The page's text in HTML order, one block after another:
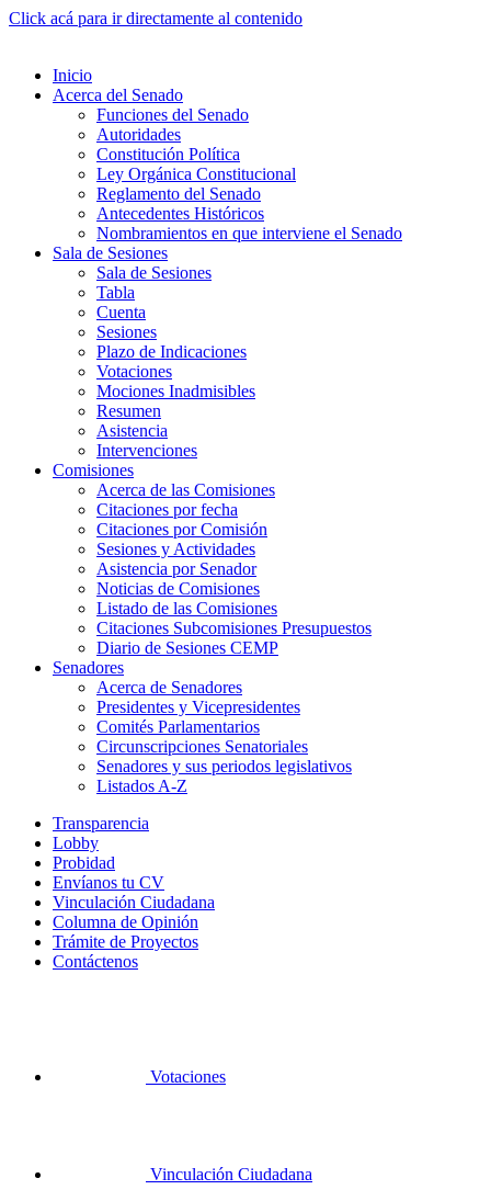
Click acá para ir directamente al contenido
Inicio
Acerca del Senado
Funciones del Senado
Autoridades
Constitución Política
Ley Orgánica Constitucional
Reglamento del Senado
Antecedentes Históricos
Nombramientos en que interviene el Senado
Sala de Sesiones
Sala de Sesiones
Tabla
Cuenta
Sesiones
Plazo de Indicaciones
Votaciones
Mociones Inadmisibles
Resumen
Asistencia
Intervenciones
Comisiones
Acerca de las Comisiones
Citaciones por fecha
Citaciones por Comisión
Sesiones y Actividades
Asistencia por Senador
Noticias de Comisiones
Listado de las Comisiones
Citaciones Subcomisiones Presupuestos
Diario de Sesiones CEMP
Senadores
Acerca de Senadores
Presidentes y Vicepresidentes
Comités Parlamentarios
Circunscripciones Senatoriales
Senadores y sus periodos legislativos
Listados A-Z
Transparencia
Lobby
Probidad
Envíanos tu CV
Vinculación Ciudadana
Columna de Opinión
Trámite de Proyectos
Contáctenos
Votaciones
Vinculación Ciudadana